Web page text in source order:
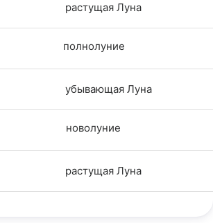
растущая Луна
полнолуние
убывающая Луна
новолуние
растущая Луна